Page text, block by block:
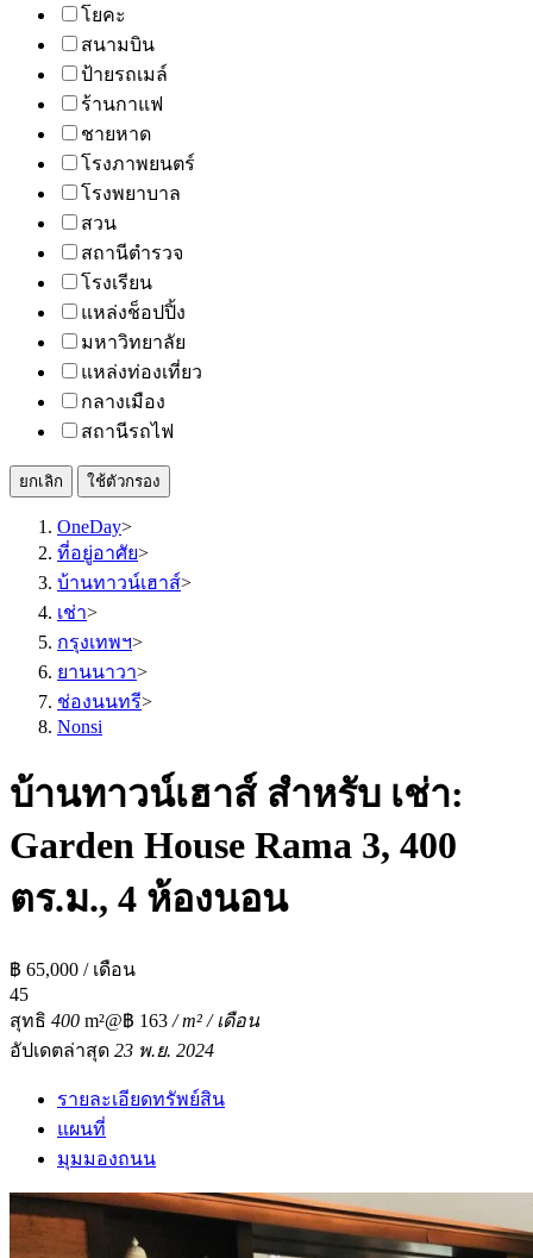
โยคะ
สนามบิน
ป้ายรถเมล์
ร้านกาแฟ
ชายหาด
โรงภาพยนตร์
โรงพยาบาล
สวน
สถานีตำรวจ
โรงเรียน
แหล่งช็อปปิ้ง
มหาวิทยาลัย
แหล่งท่องเที่ยว
กลางเมือง
สถานีรถไฟ
ยกเลิก ใช้ตัวกรอง
OneDay>
ที่อยู่อาศัย>
บ้านทาวน์เฮาส์>
เช่า>
กรุงเทพฯ>
ยานนาวา>
ช่องนนทรี>
Nonsi
บ้านทาวน์เฮาส์ สำหรับ เช่า:
Garden House Rama 3, 400
ตร.ม., 4 ห้องนอน
฿ 65,000 / เดือน
45
สุทธิ 400 m²@฿ 163 / m² / เดือน
อัปเดตล่าสุด 23 พ.ย. 2024
รายละเอียดทรัพย์สิน
แผนที่
มุมมองถนน